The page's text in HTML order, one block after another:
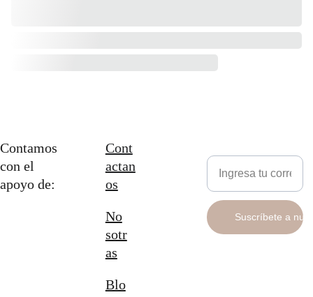
Cont
actan
os
Suscríbete a
Contamos
con el
apoyo de:
No
sotr
as
Blo